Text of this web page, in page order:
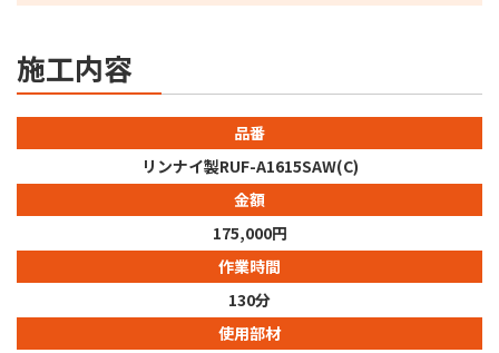
施工内容
品番
リンナイ製RUF-A1615SAW(C)
金額
175,000円
作業時間
130分
使用部材